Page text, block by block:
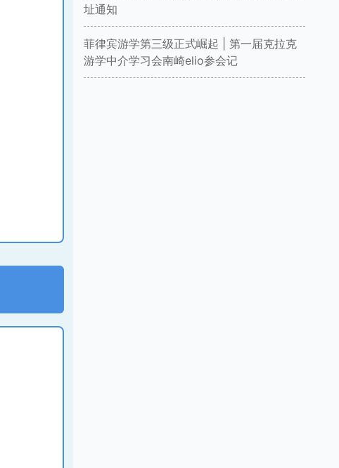
址通知
菲律宾游学第三级正式崛起 | 第一届克拉克
游学中介学习会南崎elio参会记